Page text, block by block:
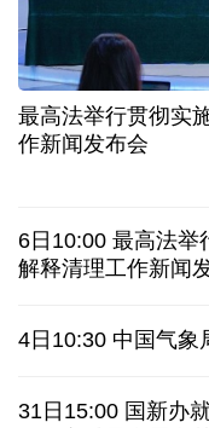
AI客服承诺不实、
数据有了“身份证”
白宫否认特朗普与
美媒称美国增派人
巴西降级与阿根廷
最高法举行贯彻实
作新闻发布会
6日10:00 最高法举
解释清理工作新闻
4日10:30 中国气象
31日15:00 国新办